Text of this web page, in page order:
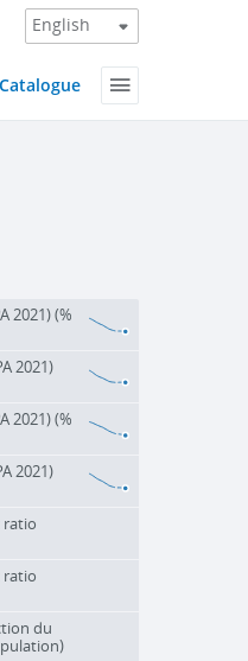
Catalogue
2021) (%
2021)
2021) (%
2021)
ratio
ratio
du